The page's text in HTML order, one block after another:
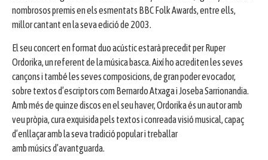
nombrosos premis en els esmentats BBC Folk Awards, entre ells,
millor cantant en la seva edició de 2003.
El seu concert en format duo acústic estarà precedit per Ruper
Ordorika, un referent de la música basca. Així ho acrediten les seves
cançons i també les seves composicions, de gran poder evocador,
sobre textos d’escriptors com Bernardo Atxaga i Joseba Sarrionandia.
Amb més de quinze discos en el seu haver, Ordorika és un autor amb
veu pròpia, cura exquisida pels textos i conreada visió musical, capaç
d’enllaçar amb la seva tradició popular i treballar
amb músics d’avantguarda.